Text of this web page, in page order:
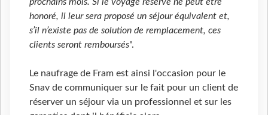
honoré, il leur sera proposé un séjour équivalent et,
s’il n’existe pas de solution de remplacement, ces
clients seront remboursés".
Le naufrage de Fram est ainsi l'occasion pour le
Snav de communiquer sur le fait pour un client de
réserver un séjour via un professionnel et sur les